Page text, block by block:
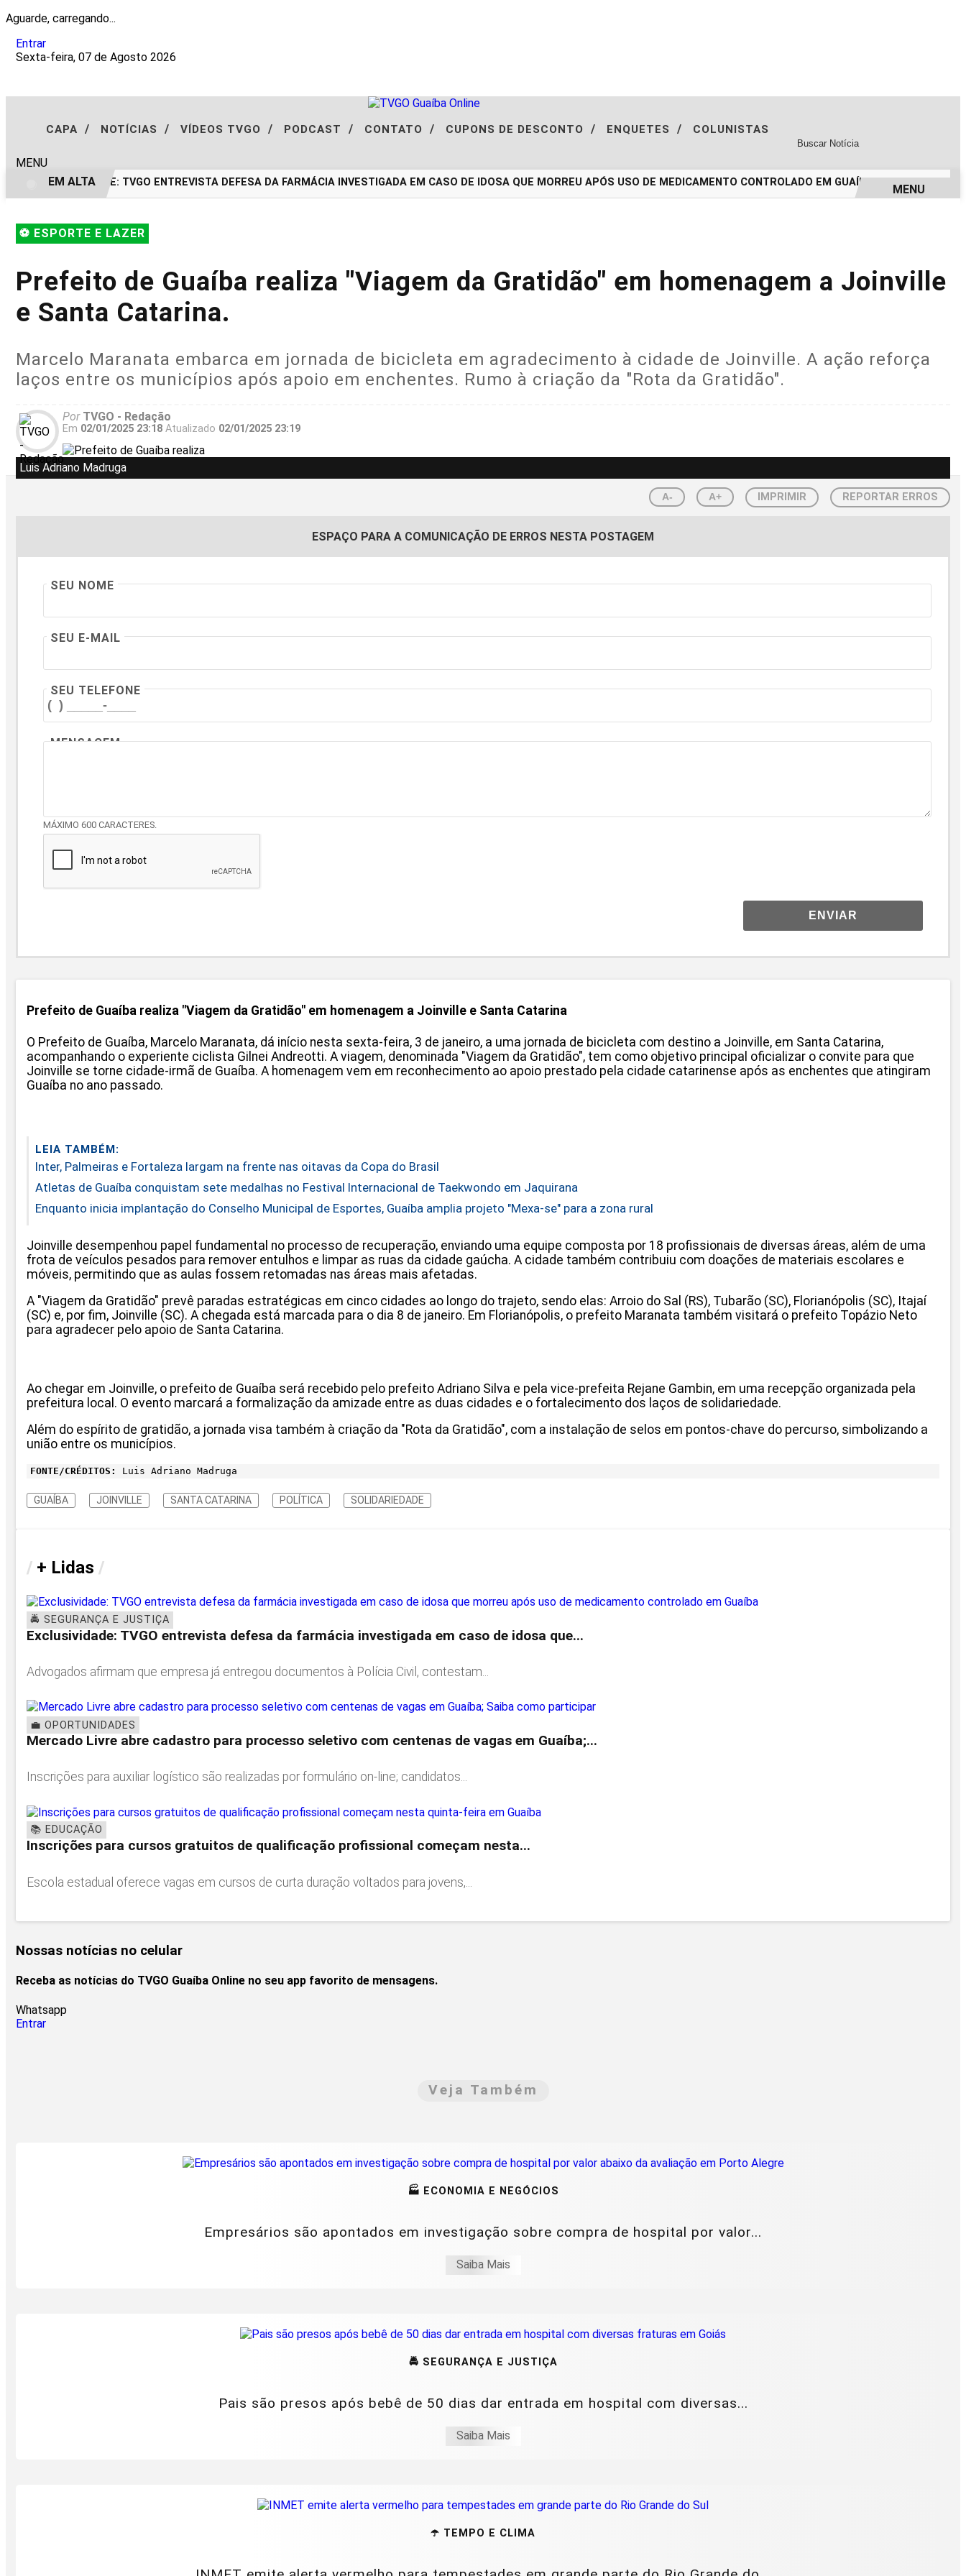
Aguarde, carregando...
Entrar
Sexta-feira, 07 de Agosto 2026
CAPA / NOTÍCIAS / VÍDEOS TVGO / PODCAST / CONTATO / CUPONS DE DESCONTO / ENQUETES / COLUNISTAS
MENU
EXCLUSIVIDADE: TVGO ENTREVISTA DEFESA DA FARMÁCIA INVESTIGADA EM CASO DE IDOSA QUE MORREU APÓS USO DE MEDICAMENTO CONTROLADO EM GUAÍBA MERCADO LIVRE
EM ALTA
MENU
⚽ ESPORTE E LAZER
Prefeito de Guaíba realiza "Viagem da Gratidão" em homenagem a Joinville
e Santa Catarina.
Marcelo Maranata embarca em jornada de bicicleta em agradecimento à cidade de Joinville. A ação reforça
laços entre os municípios após apoio em enchentes. Rumo à criação da "Rota da Gratidão".
PorTVGO - Redação
Em 02/01/2025 23:18 Atualizado 02/01/2025 23:19
Luis Adriano Madruga
A- A+ IMPRIMIR REPORTAR ERROS
ESPAÇO PARA A COMUNICAÇÃO DE ERROS NESTA POSTAGEM
SEU NOME
SEU E-MAIL
SEU TELEFONE
MENSAGEM
MÁXIMO 600 CARACTERES.
ENVIAR
Prefeito de Guaíba realiza "Viagem da Gratidão" em homenagem a Joinville e Santa Catarina
O Prefeito de Guaíba, Marcelo Maranata, dá início nesta sexta-feira, 3 de janeiro, a uma jornada de bicicleta com destino a Joinville, em Santa Catarina,
acompanhando o experiente ciclista Gilnei Andreotti. A viagem, denominada "Viagem da Gratidão", tem como objetivo principal oficializar o convite para que
Joinville se torne cidade-irmã de Guaíba. A homenagem vem em reconhecimento ao apoio prestado pela cidade catarinense após as enchentes que atingiram
Guaíba no ano passado.
LEIA TAMBÉM:
Inter, Palmeiras e Fortaleza largam na frente nas oitavas da Copa do Brasil
Atletas de Guaíba conquistam sete medalhas no Festival Internacional de Taekwondo em Jaquirana
Enquanto inicia implantação do Conselho Municipal de Esportes, Guaíba amplia projeto "Mexa-se" para a zona rural
Joinville desempenhou papel fundamental no processo de recuperação, enviando uma equipe composta por 18 profissionais de diversas áreas, além de uma
frota de veículos pesados para remover entulhos e limpar as ruas da cidade gaúcha. A cidade também contribuiu com doações de materiais escolares e
móveis, permitindo que as aulas fossem retomadas nas áreas mais afetadas.
A "Viagem da Gratidão" prevê paradas estratégicas em cinco cidades ao longo do trajeto, sendo elas: Arroio do Sal (RS), Tubarão (SC), Florianópolis (SC), Itajaí
(SC) e, por fim, Joinville (SC). A chegada está marcada para o dia 8 de janeiro. Em Florianópolis, o prefeito Maranata também visitará o prefeito Topázio Neto
para agradecer pelo apoio de Santa Catarina.
Ao chegar em Joinville, o prefeito de Guaíba será recebido pelo prefeito Adriano Silva e pela vice-prefeita Rejane Gambin, em uma recepção organizada pela
prefeitura local. O evento marcará a formalização da amizade entre as duas cidades e o fortalecimento dos laços de solidariedade.
Além do espírito de gratidão, a jornada visa também à criação da "Rota da Gratidão", com a instalação de selos em pontos-chave do percurso, simbolizando a
união entre os municípios.
FONTE/CRÉDITOS: Luis Adriano Madruga
GUAÍBA JOINVILLE SANTA CATARINA POLÍTICA SOLIDARIEDADE
/ + Lidas /
🚔 SEGURANÇA E JUSTIÇA
Exclusividade: TVGO entrevista defesa da farmácia investigada em caso de idosa que...
Advogados afirmam que empresa já entregou documentos à Polícia Civil, contestam...
💼 OPORTUNIDADES
Mercado Livre abre cadastro para processo seletivo com centenas de vagas em Guaíba;...
Inscrições para auxiliar logístico são realizadas por formulário on-line; candidatos...
📚 EDUCAÇÃO
Inscrições para cursos gratuitos de qualificação profissional começam nesta...
Escola estadual oferece vagas em cursos de curta duração voltados para jovens,...
Nossas notícias no celular
Receba as notícias do TVGO Guaíba Online no seu app favorito de mensagens.
Whatsapp
Entrar
Veja Também
🏭 ECONOMIA E NEGÓCIOS
Empresários são apontados em investigação sobre compra de hospital por valor...
Saiba Mais
🚔 SEGURANÇA E JUSTIÇA
Pais são presos após bebê de 50 dias dar entrada em hospital com diversas...
Saiba Mais
☂️ TEMPO E CLIMA